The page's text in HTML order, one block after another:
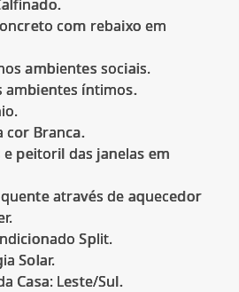
com rebaixo em
ambientes sociais.
ambientes íntimos.
cor Branca.
peitoril das janelas em
através de aquecedor
Split.
Solar.
Casa: Leste/Sul.